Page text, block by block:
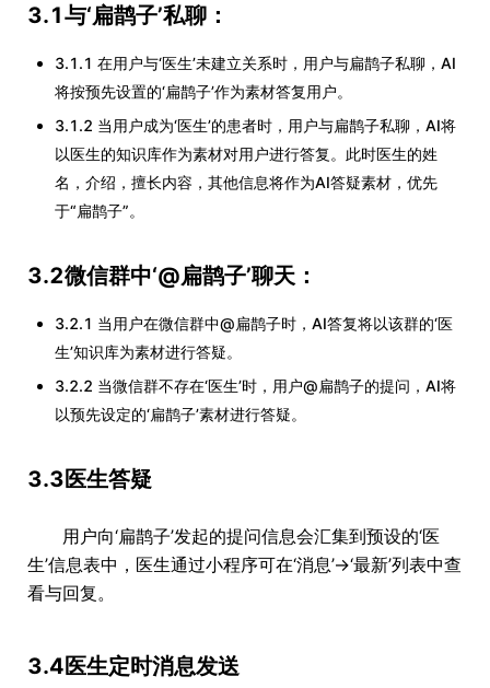
3.1与‘扁鹊子’私聊：
3.1.1 在用户与‘医生’未建立关系时，用户与扁鹊子私聊，AI
将按预先设置的‘扁鹊子’作为素材答复用户。
3.1.2 当用户成为‘医生’的患者时，用户与扁鹊子私聊，AI将
以医生的知识库作为素材对用户进行答复。此时医生的姓
名，介绍，擅长内容，其他信息将作为AI答疑素材，优先
于“扁鹊子”。
3.2微信群中‘@扁鹊子’聊天：
3.2.1 当用户在微信群中@扁鹊子时，AI答复将以该群的‘医
生’知识库为素材进行答疑。
3.2.2 当微信群不存在‘医生’时，用户@扁鹊子的提问，AI将
以预先设定的‘扁鹊子’素材进行答疑。
3.3医生答疑
用户向‘扁鹊子’发起的提问信息会汇集到预设的‘医
生’信息表中，医生通过小程序可在‘消息’->‘最新’列表中查
看与回复。
3.4医生定时消息发送